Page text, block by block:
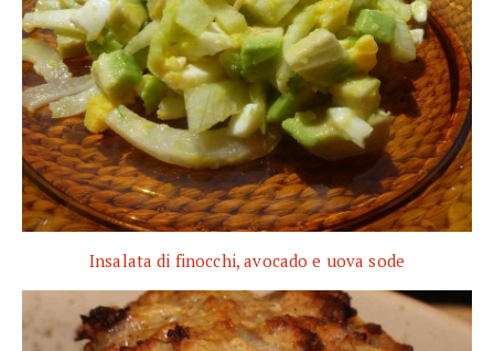
Insalata di finocchi, avocado e uova sode